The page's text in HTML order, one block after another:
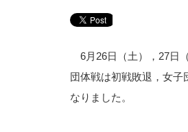
6月26日（土），27日
団体戦は初戦敗退，女子
なりました。